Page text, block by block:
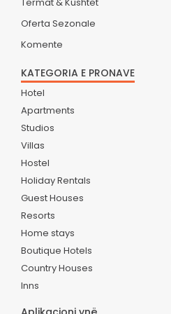
Oferta Sezonale
Komente
KATEGORIA E PRONAVE
Hotel
Apartments
Studios
Villas
Hostel
Holiday Rentals
Guest Houses
Resorts
Home stays
Boutique Hotels
Country Houses
Inns